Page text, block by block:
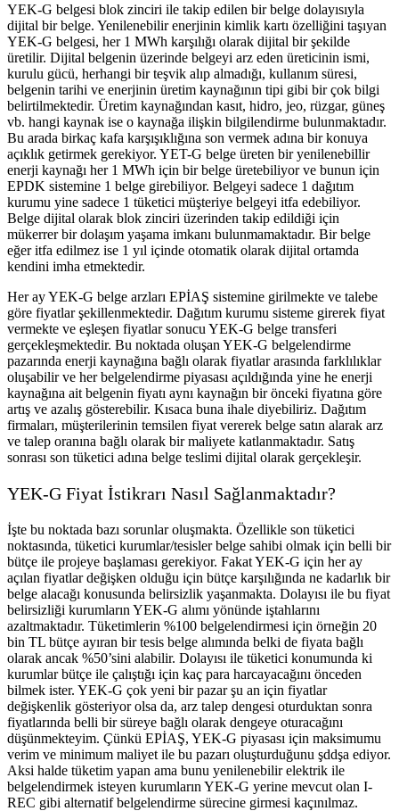
YEK-G belgesi blok zinciri ile takip edilen bir belge dolayısıyla
dijital bir belge. Yenilenebilir enerjinin kimlik kartı özelliğini taşıyan
YEK-G belgesi, her 1 MWh karşılığı olarak dijital bir şekilde
üretilir. Dijital belgenin üzerinde belgeyi arz eden üreticinin ismi,
kurulu gücü, herhangi bir teşvik alıp almadığı, kullanım süresi,
belgenin tarihi ve enerjinin üretim kaynağının tipi gibi bir çok bilgi
belirtilmektedir. Üretim kaynağından kasıt, hidro, jeo, rüzgar, güneş
vb. hangi kaynak ise o kaynağa ilişkin bilgilendirme bulunmaktadır.
Bu arada birkaç kafa karşışıklığına son vermek adına bir konuya
açıklık getirmek gerekiyor. YET-G belge üreten bir yenilenebillir
enerji kaynağı her 1 MWh için bir belge üretebiliyor ve bunun için
EPDK sistemine 1 belge girebiliyor. Belgeyi sadece 1 dağıtım
kurumu yine sadece 1 tüketici müşteriye belgeyi itfa edebiliyor.
Belge dijital olarak blok zinciri üzerinden takip edildiği için
mükerrer bir dolaşım yaşama imkanı bulunmamaktadır. Bir belge
eğer itfa edilmez ise 1 yıl içinde otomatik olarak dijital ortamda
kendini imha etmektedir.
Her ay YEK-G belge arzları EPİAŞ sistemine girilmekte ve talebe
göre fiyatlar şekillenmektedir. Dağıtım kurumu sisteme girerek fiyat
vermekte ve eşleşen fiyatlar sonucu YEK-G belge transferi
gerçekleşmektedir. Bu noktada oluşan YEK-G belgelendirme
pazarında enerji kaynağına bağlı olarak fiyatlar arasında farklılıklar
oluşabilir ve her belgelendirme piyasası açıldığında yine he enerji
kaynağına ait belgenin fiyatı aynı kaynağın bir önceki fiyatına göre
artış ve azalış gösterebilir. Kısaca buna ihale diyebiliriz. Dağıtım
firmaları, müşterilerinin temsilen fiyat vererek belge satın alarak arz
ve talep oranına bağlı olarak bir maliyete katlanmaktadır. Satış
sonrası son tüketici adına belge teslimi dijital olarak gerçekleşir.
YEK-G Fiyat İstikrarı Nasıl Sağlanmaktadır?
İşte bu noktada bazı sorunlar oluşmakta. Özellikle son tüketici
noktasında, tüketici kurumlar/tesisler belge sahibi olmak için belli bir
bütçe ile projeye başlaması gerekiyor. Fakat YEK-G için her ay
açılan fiyatlar değişken olduğu için bütçe karşılığında ne kadarlık bir
belge alacağı konusunda belirsizlik yaşanmakta. Dolayısı ile bu fiyat
belirsizliği kurumların YEK-G alımı yönünde iştahlarını
azaltmaktadır. Tüketimlerin %100 belgelendirmesi için örneğin 20
bin TL bütçe ayıran bir tesis belge alımında belki de fiyata bağlı
olarak ancak %50’sini alabilir. Dolayısı ile tüketici konumunda ki
kurumlar bütçe ile çalıştığı için kaç para harcayacağını önceden
bilmek ister. YEK-G çok yeni bir pazar şu an için fiyatlar
değişkenlik gösteriyor olsa da, arz talep dengesi oturduktan sonra
fiyatlarında belli bir süreye bağlı olarak dengeye oturacağını
düşünmekteyim. Çünkü EPİAŞ, YEK-G piyasası için maksimumu
verim ve minimum maliyet ile bu pazarı oluşturduğunu şddşa ediyor.
Aksi halde tüketim yapan ama bunu yenilenebilir elektrik ile
belgelendirmek isteyen kurumların YEK-G yerine mevcut olan I-
REC gibi alternatif belgelendirme sürecine girmesi kaçınılmaz.